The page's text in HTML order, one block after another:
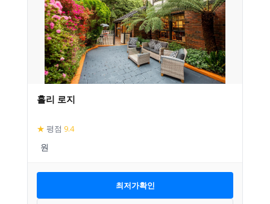
홀리 로지
★ 평점 9.4
최저가확인